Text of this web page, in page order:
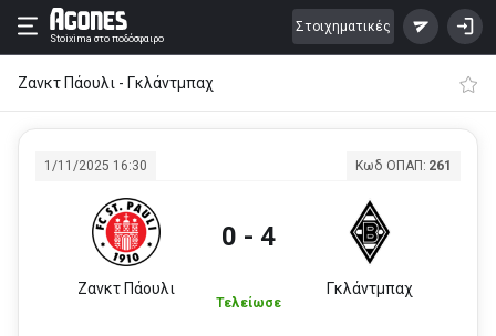
Stoixima στο ποδόσφαιρο
Στοιχηματικές
Ζανκτ Πάουλι - Γκλάντμπαχ
1/11/2025 16:30 Κωδ ΟΠΑΠ: 261
Ζανκτ Πάουλι
0 - 4
Τελείωσε
Γκλάντμπαχ